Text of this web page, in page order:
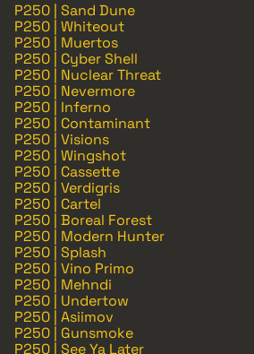
P250 | Sand Dune
P250 | Whiteout
P250 | Muertos
P250 | Cyber Shell
P250 | Nuclear Threat
P250 | Nevermore
P250 | Inferno
P250 | Contaminant
P250 | Visions
P250 | Wingshot
P250 | Cassette
P250 | Verdigris
P250 | Cartel
P250 | Boreal Forest
P250 | Modern Hunter
P250 | Splash
P250 | Vino Primo
P250 | Mehndi
P250 | Undertow
P250 | Asiimov
P250 | Gunsmoke
P250 | See Ya Later